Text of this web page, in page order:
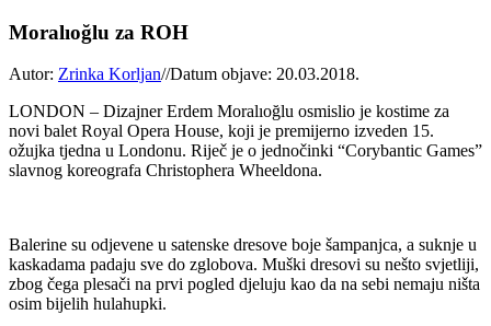
Moralıoğlu za ROH
Autor: Zrinka Korljan//Datum objave: 20.03.2018.
LONDON – Dizajner Erdem Moralıoğlu osmislio je kostime za
novi balet Royal Opera House, koji je premijerno izveden 15.
ožujka tjedna u Londonu. Riječ je o jednočinki “Corybantic Games”
slavnog koreografa Christophera Wheeldona.
Balerine su odjevene u satenske dresove boje šampanjca, a suknje u
kaskadama padaju sve do zglobova. Muški dresovi su nešto svjetliji,
zbog čega plesači na prvi pogled djeluju kao da na sebi nemaju ništa
osim bijelih hulahupki.